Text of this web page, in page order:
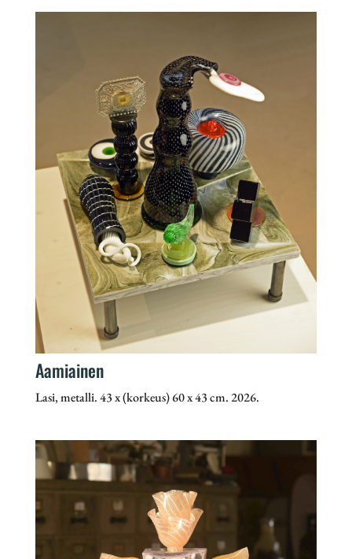
Aamiainen
Lasi, metalli. 43 x (korkeus) 60 x 43 cm. 2026.